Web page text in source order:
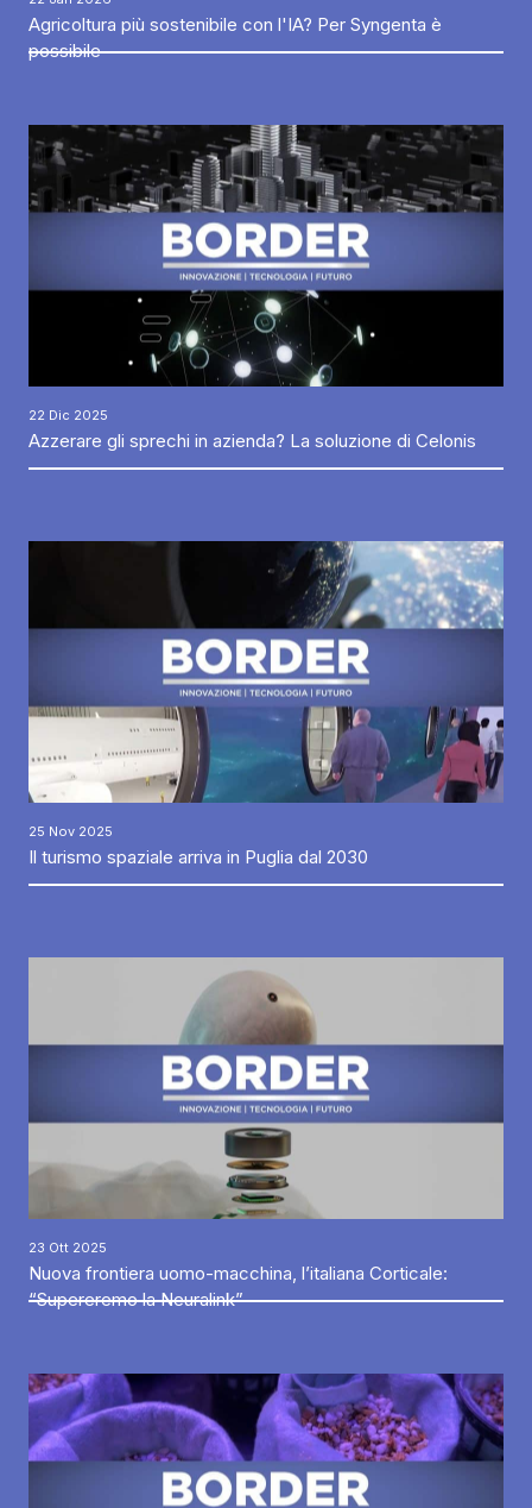
Agricoltura più sostenibile con l'IA? Per Syngenta è
possibile
22 Dic 2025
Azzerare gli sprechi in azienda? La soluzione di Celonis
25 Nov 2025
Il turismo spaziale arriva in Puglia dal 2030
23 Ott 2025
Nuova frontiera uomo-macchina, l’italiana Corticale:
“Supereremo la Neuralink”